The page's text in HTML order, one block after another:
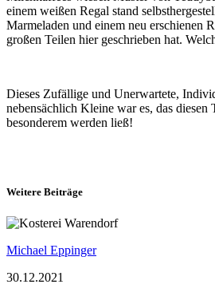
einem weißen Regal stand
Marmeladen und einem neu erschienen
großen Teilen hier geschrieben hat.
Dieses Zufällige und Unerwartete,
nebensächlich Kleine war es, das diesen
besonderem werden ließ!
Weitere Beiträge
Michael Eppinger
30.12.2021